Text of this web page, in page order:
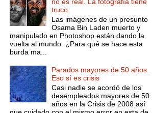
truco
Las imágenes de un presunto
Osama Bin Laden muerto y
manipulado en Photoshop están dando la
vuelta al mundo. ¿Para qué se hace esta
burda ma...
Parados mayores de 50 años.
Eso sí es crisis
Casi nadie se acordó de los
desempleados mayores de 50
años en la Crisis de 2008 así